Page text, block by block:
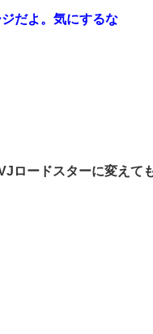
だよ。気にするな
ロードスターに変えて